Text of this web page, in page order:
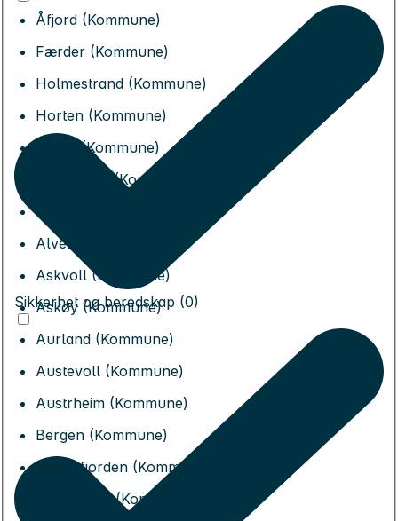
Åfjord (Kommune)
Færder (Kommune)
Holmestrand (Kommune)
Horten (Kommune)
Larvik (Kommune)
Sandefjord (Kommune)
Tønsberg (Kommune)
Alver (Kommune)
Askvoll (Kommune)
Askøy (Kommune)
Aurland (Kommune)
Austevoll (Kommune)
Austrheim (Kommune)
Bergen (Kommune)
Bjørnafjorden (Kommune)
Bremanger (Kommune)
Sikkerhet og beredskap (0)